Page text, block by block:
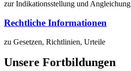
zur Indikationsstellung und Angleichung
Rechtliche Informationen
zu Gesetzen, Richtlinien, Urteile
Unsere Fortbildungen